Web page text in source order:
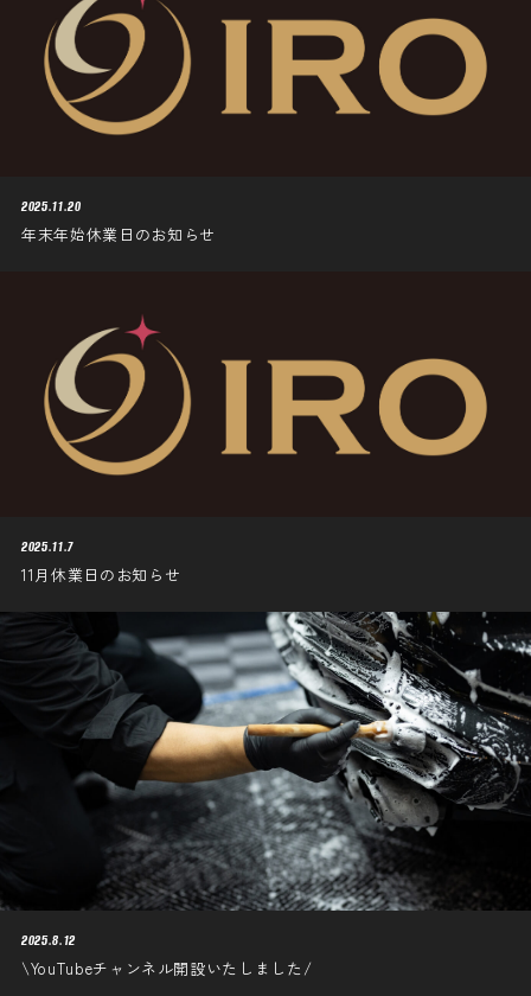
2025.11.20
年末年始休業日のお知らせ
2025.11.7
11月休業日のお知らせ
2025.8.12
\YouTubeチャンネル開設いたしました/